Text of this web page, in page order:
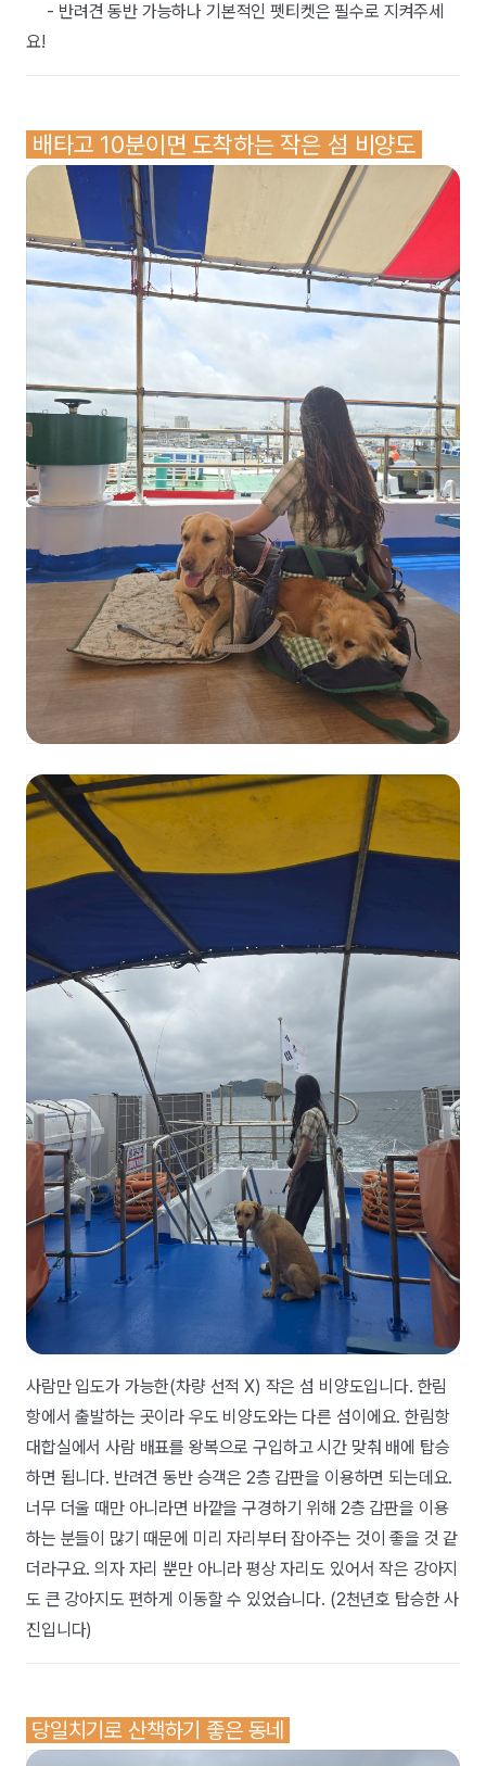
- 반려견 동반 가능하나 기본적인 펫티켓은 필수로 지켜주세
요!
배타고 10분이면 도착하는 작은 섬 비양도
사람만 입도가 가능한(차량 선적 X) 작은 섬 비양도입니다. 한림
항에서 출발하는 곳이라 우도 비양도와는 다른 섬이에요. 한림항
대합실에서 사람 배표를 왕복으로 구입하고 시간 맞춰 배에 탑승
하면 됩니다. 반려견 동반 승객은 2층 갑판을 이용하면 되는데요.
너무 더울 때만 아니라면 바깥을 구경하기 위해 2층 갑판을 이용
하는 분들이 많기 때문에 미리 자리부터 잡아주는 것이 좋을 것 같
더라구요. 의자 자리 뿐만 아니라 평상 자리도 있어서 작은 강아지
도 큰 강아지도 편하게 이동할 수 있었습니다. (2천년호 탑승한 사
진입니다)
당일치기로 산책하기 좋은 동네